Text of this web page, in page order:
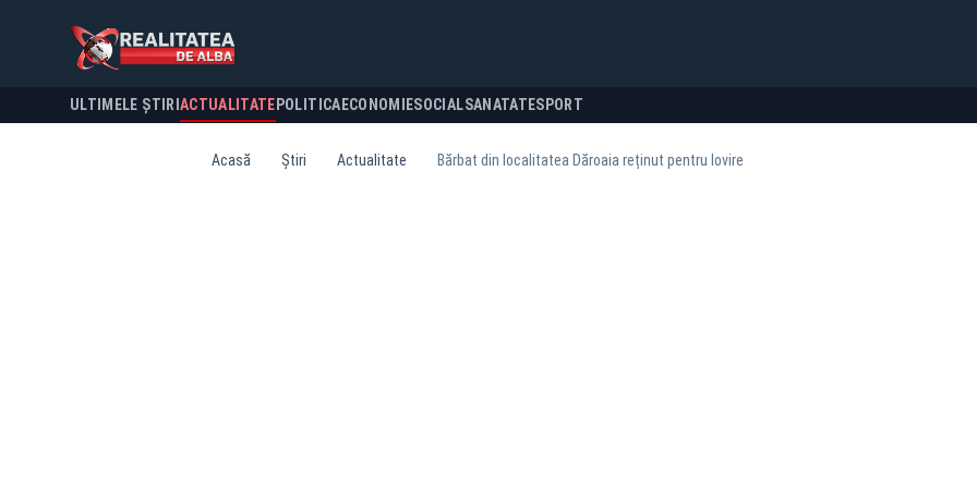
ULTIMELE ȘTIRI ACTUALITATE POLITICA ECONOMIESOCIALSANATATESPORT
Acasă Știri Actualitate Bărbat din localitatea Dăroaia reținut pentru lovire